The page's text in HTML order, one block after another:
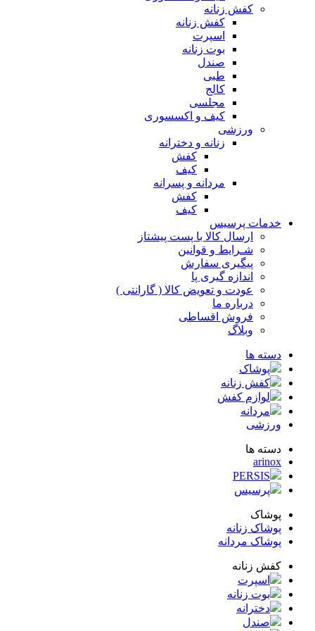
کفش زنانه
کفش زنانه
اسپرت
بوت زنانه
مجلسی
کیف و اکسسوری
ورزشی
زنانه و دخترانه
مردانه و پسرانه
پرسیس
ارسال کالا با پست پیشتاز
شـرایط و قوانین
پیگیری سفارش
اندازه گیری پا
عودت و تعویض کالا ( گارانتی )
درباره ما
فروش اقساطی
ها
پوشاک
کفش زنانه
لوازم کفش
مردانه
ها
PERSIS
پرسیس
زنانه
مردانه
زنانه
اسپرت
بوت زنانه
دخترانه
صندل